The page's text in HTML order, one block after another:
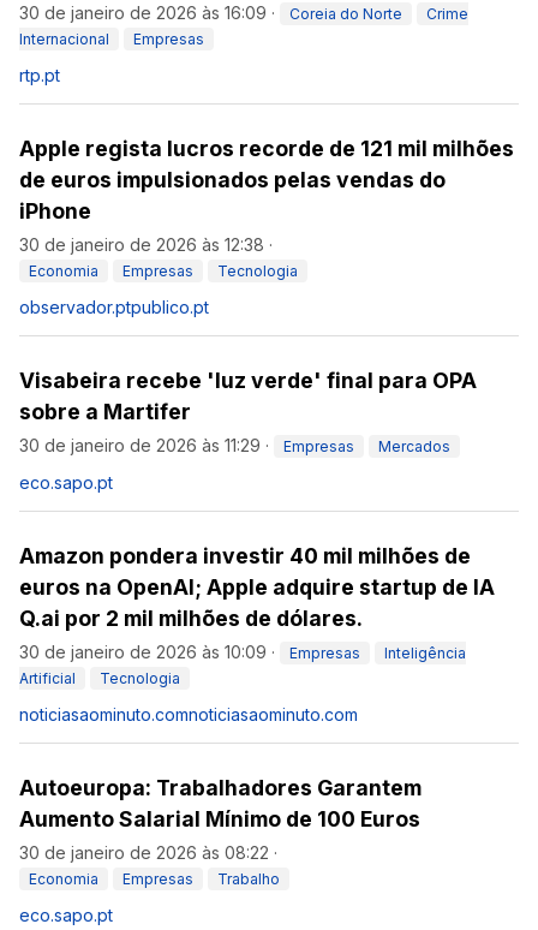
30 de janeiro de 2026 às 16:09 · Coreia do Norte
Crime
Internacional
Empresas
rtp.pt
Apple regista lucros recorde de 121 mil milhões
de euros impulsionados pelas vendas do
iPhone
30 de janeiro de 2026 às 12:38 ·
Economia Empresas Tecnologia
observador.ptpublico.pt
Visabeira recebe 'luz verde' final para OPA
sobre a Martifer
30 de janeiro de 2026 às 11:29 · Empresas Mercados
eco.sapo.pt
Amazon pondera investir 40 mil milhões de
euros na OpenAI; Apple adquire startup de IA
Q.ai por 2 mil milhões de dólares.
30 de janeiro de 2026 às 10:09 · Empresas
Inteligência
Artificial
Tecnologia
noticiasaominuto.comnoticiasaominuto.com
Autoeuropa: Trabalhadores Garantem
Aumento Salarial Mínimo de 100 Euros
30 de janeiro de 2026 às 08:22 ·
Economia Empresas Trabalho
eco.sapo.pt